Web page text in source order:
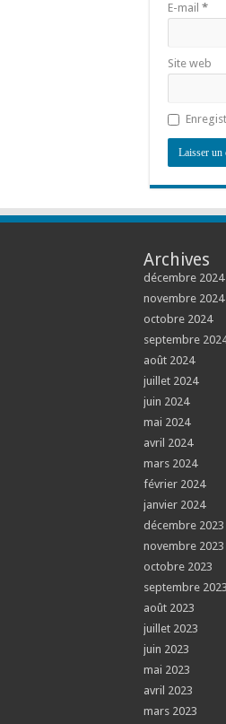
E-mail *
Site web
Archives
décembre 2024
novembre 2024
octobre 2024
septembre
août 2024
juillet 2024
juin 2024
mai 2024
avril 2024
mars 2024
février 2024
janvier 2024
décembre 2023
novembre 2023
octobre 2023
septembre 2023
août 2023
juillet 2023
juin 2023
mai 2023
avril 2023
mars 2023